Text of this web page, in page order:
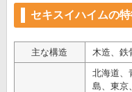
セキスイハイムの
主な構造 木造、鉄
北海道、
島、東京